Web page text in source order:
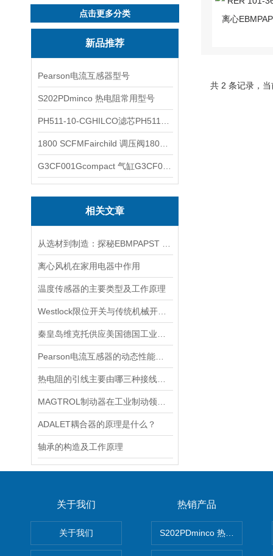
点击更多分类
新品推荐
Pearson电流互感器型号
S202PDminco 热电阻常用型号
相关文章
离心风机在家用电器中作用
温度传感器的主要类型及工作原理
ADALET耦合器的原理是什么？
轴承的构造及工作原理
共 2 条记录，
关于我们
关于我们
热销产品
S202PDminco 热电阻